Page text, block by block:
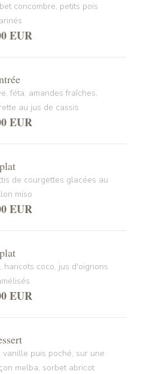
concombre, petits pois
EUR
féta, amandes fraîches,
au jus de cassis
EUR
plat
de courgettes glacées au
miso
EUR
plat
coco, jus d'oignons
EUR
puis poché, sur une
melba, sorbet abricot